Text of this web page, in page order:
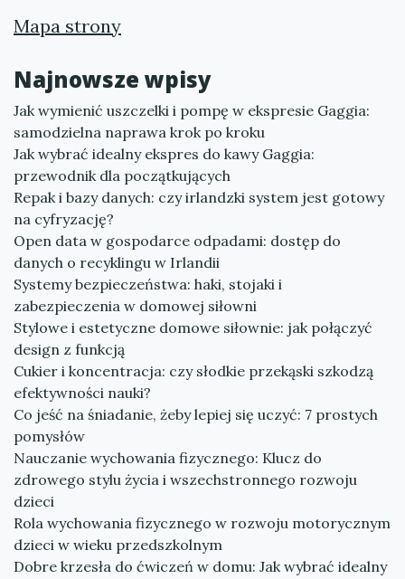
Mapa strony
Najnowsze wpisy
Jak wymienić uszczelki i pompę w ekspresie Gaggia:
samodzielna naprawa krok po kroku
Jak wybrać idealny ekspres do kawy Gaggia:
przewodnik dla początkujących
Repak i bazy danych: czy irlandzki system jest gotowy
na cyfryzację?
Open data w gospodarce odpadami: dostęp do
danych o recyklingu w Irlandii
Systemy bezpieczeństwa: haki, stojaki i
zabezpieczenia w domowej siłowni
Stylowe i estetyczne domowe siłownie: jak połączyć
design z funkcją
Cukier i koncentracja: czy słodkie przekąski szkodzą
efektywności nauki?
Co jeść na śniadanie, żeby lepiej się uczyć: 7 prostych
pomysłów
Nauczanie wychowania fizycznego: Klucz do
zdrowego stylu życia i wszechstronnego rozwoju
dzieci
Rola wychowania fizycznego w rozwoju motorycznym
dzieci w wieku przedszkolnym
Dobre krzesła do ćwiczeń w domu: Jak wybrać idealny